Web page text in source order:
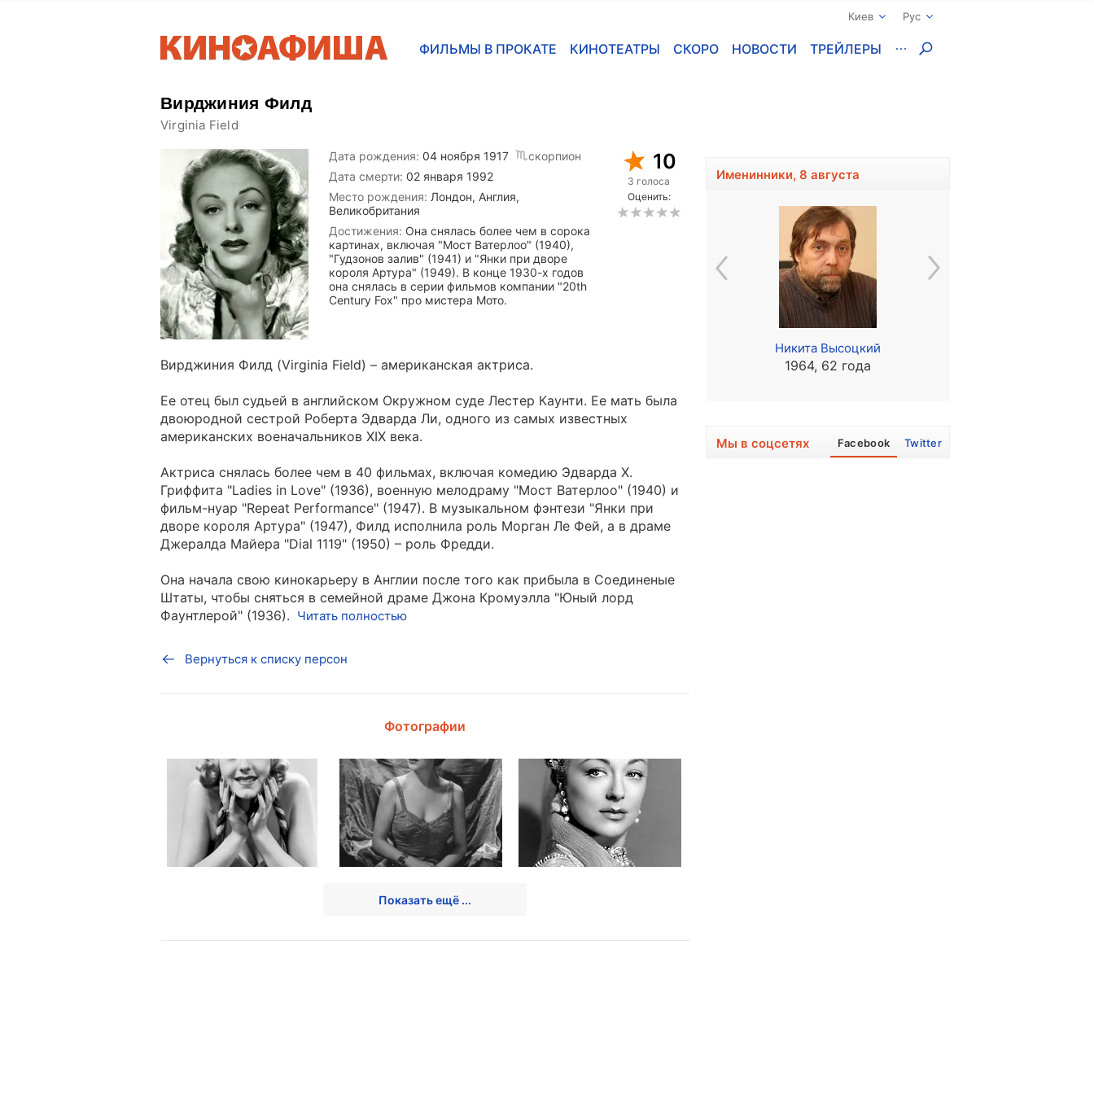
Киев Рус
ФИЛЬМЫ В ПРОКАТЕ КИНОТЕАТРЫ СКОРО НОВОСТИ ТРЕЙЛЕРЫ
Вирджиния Филд
Virginia Field
Дата рождения: 04 ноября 1917
скорпион
Дата смерти: 02 января 1992
Место рождения: Лондон, Англия,
Великобритания
Достижения: Она снялась более чем в сорока
картинах, включая "Мост Ватерлоо" (1940),
"Гудзонов залив" (1941) и "Янки при дворе
короля Артура" (1949). В конце 1930-х годов
она снялась в серии фильмов компании "20th
Century Fox" про мистера Мото.
10
3 голоса
Оценить:
Вирджиния Филд (Virginia Field) – американская актриса.
Ее отец был судьей в английском Окружном суде Лестер Каунти. Ее мать была
двоюродной сестрой Роберта Эдварда Ли, одного из самых известных
американских военачальников XIX века.
Актриса снялась более чем в 40 фильмах, включая комедию Эдварда Х.
Гриффита "Ladies in Love" (1936), военную мелодраму "Мост Ватерлоо" (1940) и
фильм-нуар "Repeat Performance" (1947). В музыкальном фэнтези "Янки при
дворе короля Артура" (1947), Филд исполнила роль Морган Ле Фей, а в драме
Джералда Майера "Dial 1119" (1950) – роль Фредди.
Она начала свою кинокарьеру в Англии после того как прибыла в Соединеные
Штаты, чтобы сняться в семейной драме Джона Кромуэлла "Юный лорд
Фаунтлерой" (1936). Читать полностью
Вернуться к списку персон
Фотографии
Показать ещё ...
Именинники, 8 августа
Никита Высоцкий
1964, 62 года
Мы в соцсетях Facebook Twitter